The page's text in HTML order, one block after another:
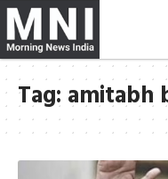
Tag: amitabh